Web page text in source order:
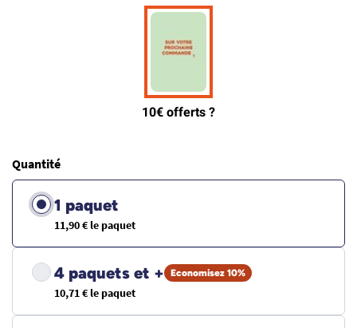
Quantité
1 paquet
11,90 € le paquet
4 paquets et + Economisez 10%
10,71 € le paquet